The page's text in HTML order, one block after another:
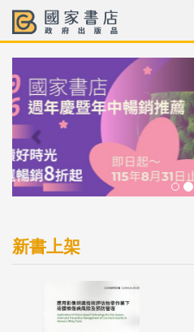
新書上架